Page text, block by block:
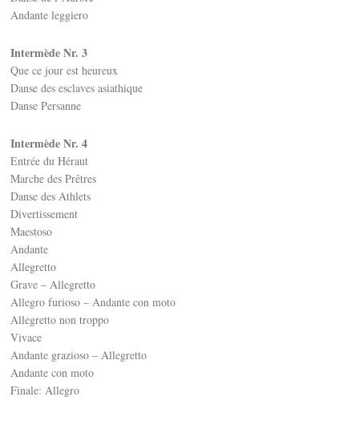
Andante leggiero
Intermède Nr. 3
Que ce jour est heureux
Danse des esclaves asiathique
Danse Persanne
Intermède Nr. 4
Entrée du Héraut
Marche des Prêtres
Danse des Athlets
Divertissement
Maestoso
Andante
Allegretto
Grave – Allegretto
Allegro furioso – Andante con moto
Allegretto non troppo
Vivace
Andante grazioso – Allegretto
Andante con moto
Finale: Allegro